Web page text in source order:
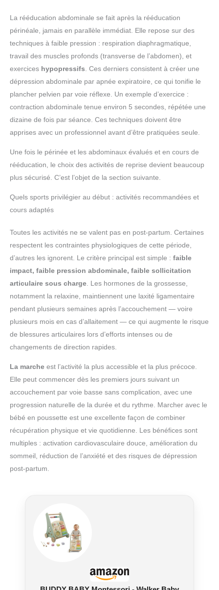
La rééducation abdominale se fait après la rééducation
périnéale, jamais en parallèle immédiat. Elle repose sur des
techniques à faible pression : respiration diaphragmatique,
travail des muscles profonds (transverse de l’abdomen), et
exercices hypopressifs. Ces derniers consistent à créer une
dépression abdominale par apnée expiratoire, ce qui tonifie le
plancher pelvien par voie réflexe. Un exemple d’exercice :
contraction abdominale tenue environ 5 secondes, répétée une
dizaine de fois par séance. Ces techniques doivent être
apprises avec un professionnel avant d’être pratiquées seule.
Une fois le périnée et les abdominaux évalués et en cours de
rééducation, le choix des activités de reprise devient beaucoup
plus sécurisé. C’est l’objet de la section suivante.
Quels sports privilégier au début : activités recommandées et
cours adaptés
Toutes les activités ne se valent pas en post-partum. Certaines
respectent les contraintes physiologiques de cette période,
d’autres les ignorent. Le critère principal est simple : faible
impact, faible pression abdominale, faible sollicitation
articulaire sous charge. Les hormones de la grossesse,
notamment la relaxine, maintiennent une laxité ligamentaire
pendant plusieurs semaines après l’accouchement — voire
plusieurs mois en cas d’allaitement — ce qui augmente le risque
de blessures articulaires lors d’efforts intenses ou de
changements de direction rapides.
La marche est l’activité la plus accessible et la plus précoce.
Elle peut commencer dès les premiers jours suivant un
accouchement par voie basse sans complication, avec une
progression naturelle de la durée et du rythme. Marcher avec le
bébé en poussette est une excellente façon de combiner
récupération physique et vie quotidienne. Les bénéfices sont
multiples : activation cardiovasculaire douce, amélioration du
sommeil, réduction de l’anxiété et des risques de dépression
post-partum.